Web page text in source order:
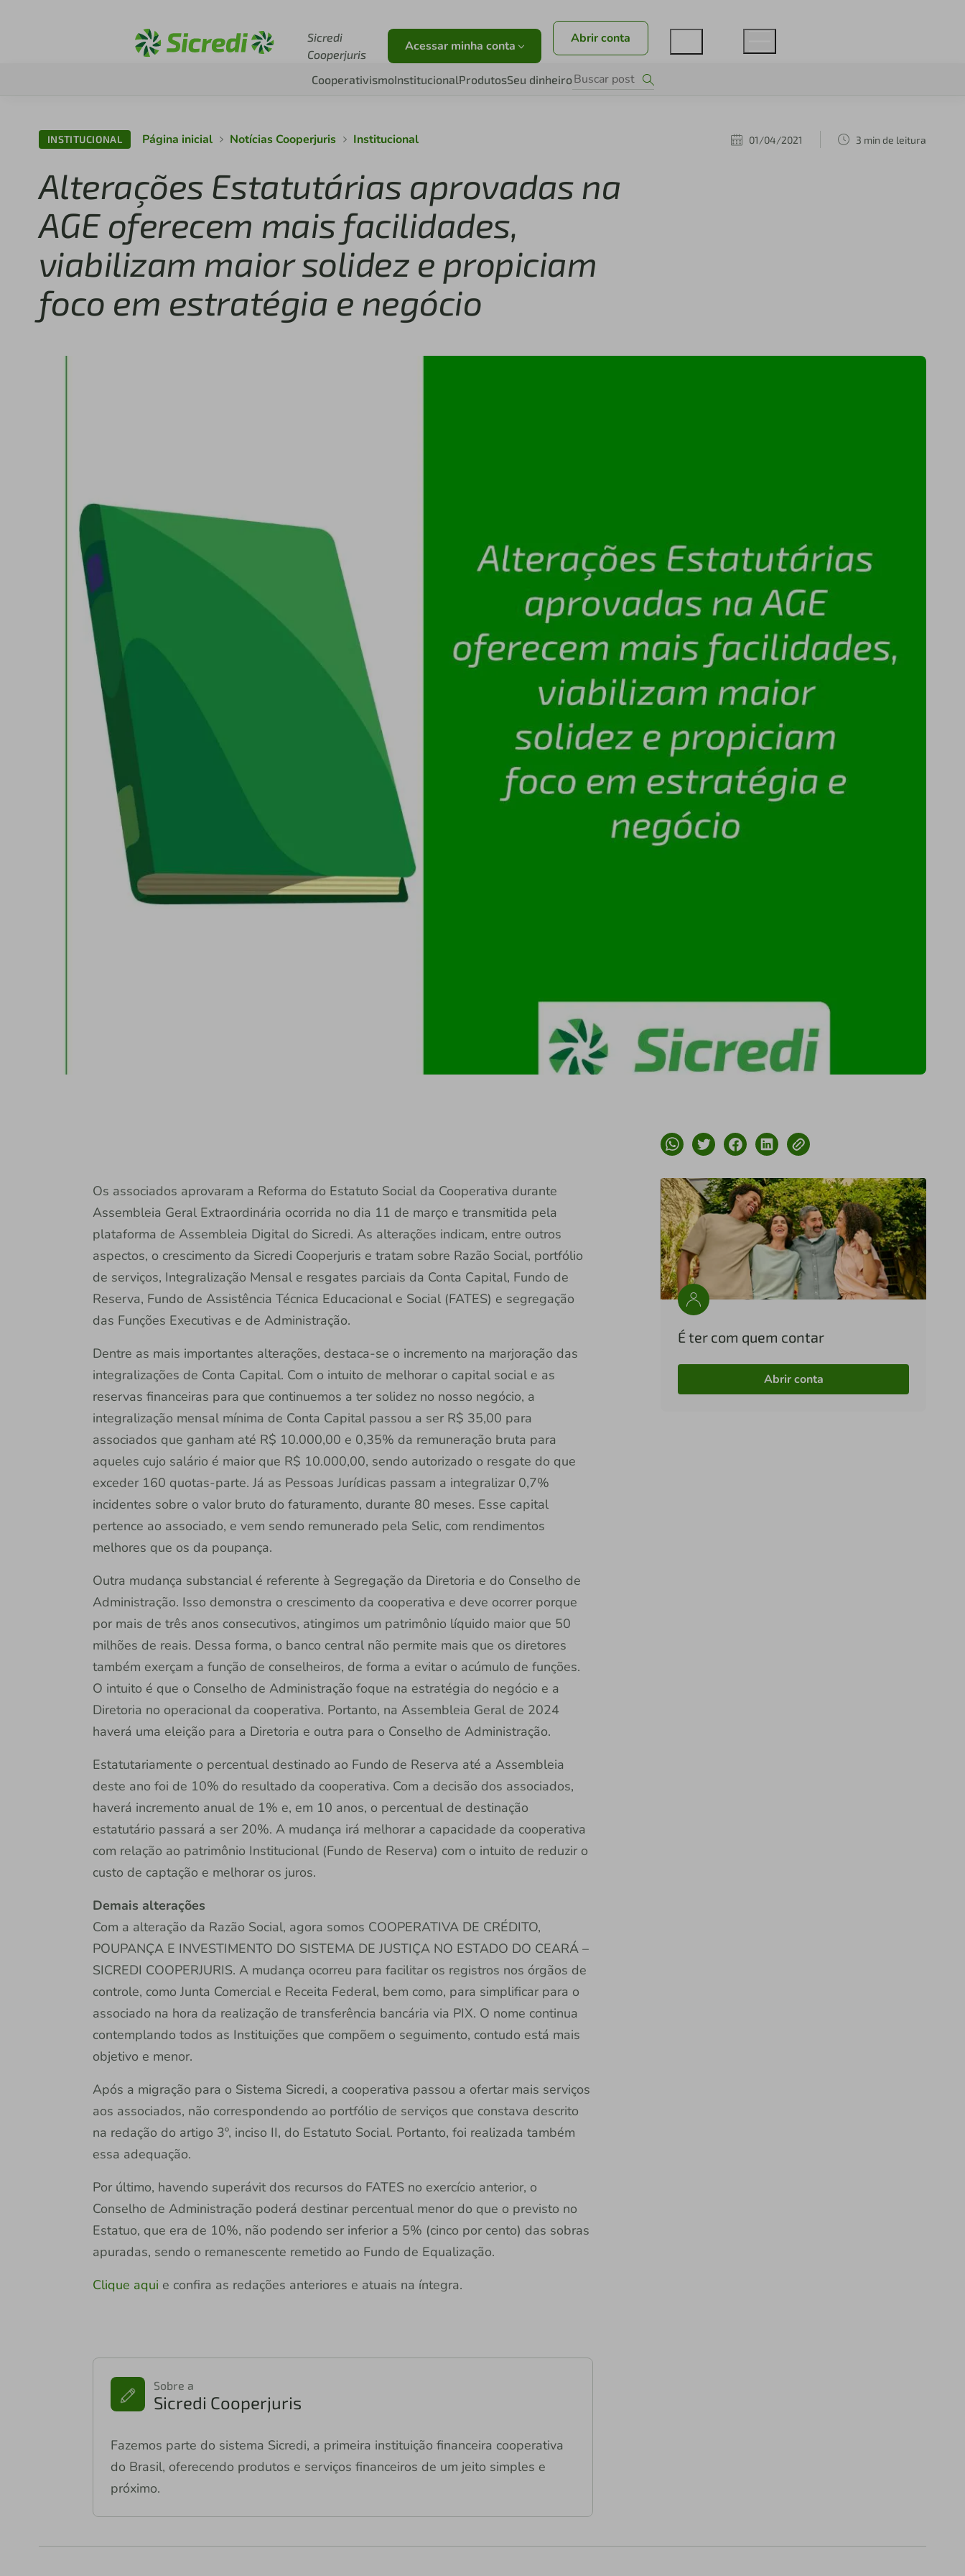
Sicredi
Cooperjuris
Acessar minha conta Abrir conta
CooperativismoInstitucionalProdutosSeu dinheiro
INSTITUCIONAL Página inicial Notícias Cooperjuris Institucional 01/04/2021 3 min de leitura
Alterações Estatutárias aprovadas na
AGE oferecem mais facilidades,
viabilizam maior solidez e propiciam
foco em estratégia e negócio
Os associados aprovaram a Reforma do Estatuto Social da Cooperativa durante
Assembleia Geral Extraordinária ocorrida no dia 11 de março e transmitida pela
plataforma de Assembleia Digital do Sicredi. As alterações indicam, entre outros
aspectos, o crescimento da Sicredi Cooperjuris e tratam sobre Razão Social, portfólio
de serviços, Integralização Mensal e resgates parciais da Conta Capital, Fundo de
Reserva, Fundo de Assistência Técnica Educacional e Social (FATES) e segregação
das Funções Executivas e de Administração.
Dentre as mais importantes alterações, destaca-se o incremento na marjoração das
integralizações de Conta Capital. Com o intuito de melhorar o capital social e as
reservas financeiras para que continuemos a ter solidez no nosso negócio, a
integralização mensal mínima de Conta Capital passou a ser R$ 35,00 para
associados que ganham até R$ 10.000,00 e 0,35% da remuneração bruta para
aqueles cujo salário é maior que R$ 10.000,00, sendo autorizado o resgate do que
exceder 160 quotas-parte. Já as Pessoas Jurídicas passam a integralizar 0,7%
incidentes sobre o valor bruto do faturamento, durante 80 meses. Esse capital
pertence ao associado, e vem sendo remunerado pela Selic, com rendimentos
melhores que os da poupança.
Outra mudança substancial é referente à Segregação da Diretoria e do Conselho de
Administração. Isso demonstra o crescimento da cooperativa e deve ocorrer porque
por mais de três anos consecutivos, atingimos um patrimônio líquido maior que 50
milhões de reais. Dessa forma, o banco central não permite mais que os diretores
também exerçam a função de conselheiros, de forma a evitar o acúmulo de funções.
O intuito é que o Conselho de Administração foque na estratégia do negócio e a
Diretoria no operacional da cooperativa. Portanto, na Assembleia Geral de 2024
haverá uma eleição para a Diretoria e outra para o Conselho de Administração.
Estatutariamente o percentual destinado ao Fundo de Reserva até a Assembleia
deste ano foi de 10% do resultado da cooperativa. Com a decisão dos associados,
haverá incremento anual de 1% e, em 10 anos, o percentual de destinação
estatutário passará a ser 20%. A mudança irá melhorar a capacidade da cooperativa
com relação ao patrimônio Institucional (Fundo de Reserva) com o intuito de reduzir o
custo de captação e melhorar os juros.
Demais alterações
Com a alteração da Razão Social, agora somos COOPERATIVA DE CRÉDITO,
POUPANÇA E INVESTIMENTO DO SISTEMA DE JUSTIÇA NO ESTADO DO CEARÁ –
SICREDI COOPERJURIS. A mudança ocorreu para facilitar os registros nos órgãos de
controle, como Junta Comercial e Receita Federal, bem como, para simplificar para o
associado na hora da realização de transferência bancária via PIX. O nome continua
contemplando todos as Instituições que compõem o seguimento, contudo está mais
objetivo e menor.
Após a migração para o Sistema Sicredi, a cooperativa passou a ofertar mais serviços
aos associados, não correspondendo ao portfólio de serviços que constava descrito
na redação do artigo 3º, inciso II, do Estatuto Social. Portanto, foi realizada também
essa adequação.
Por último, havendo superávit dos recursos do FATES no exercício anterior, o
Conselho de Administração poderá destinar percentual menor do que o previsto no
Estatuo, que era de 10%, não podendo ser inferior a 5% (cinco por cento) das sobras
apuradas, sendo o remanescente remetido ao Fundo de Equalização.
Clique aqui e confira as redações anteriores e atuais na íntegra.
Sobre a
Sicredi Cooperjuris
Fazemos parte do sistema Sicredi, a primeira instituição financeira cooperativa
do Brasil, oferecendo produtos e serviços financeiros de um jeito simples e
próximo.
É ter com quem contar
Abrir conta